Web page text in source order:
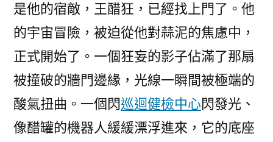
是他的宿敵，王醋狂，已經找上門了。他
的宇宙冒險，被迫從他對蒜泥的焦慮中，
正式開始了。一個狂妄的影子佔滿了那扇
被撞破的牆門邊緣，光線一瞬間被極端的
酸氣扭曲。一個閃巡迴健檢中心閃發光、
像醋罐的機器人緩緩漂浮進來，它的底座